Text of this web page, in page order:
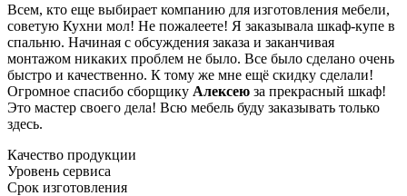
Всем, кто еще выбирает компанию для изготовления мебели,
советую Кухни мол! Не пожалеете! Я заказывала шкаф-купе в
спальню. Начиная с обсуждения заказа и заканчивая
монтажом никаких проблем не было. Все было сделано очень
быстро и качественно. К тому же мне ещё скидку сделали!
Огромное спасибо сборщику Алексею за прекрасный шкаф!
Это мастер своего дела! Всю мебель буду заказывать только
здесь.
Качество продукции
Уровень сервиса
Срок изготовления